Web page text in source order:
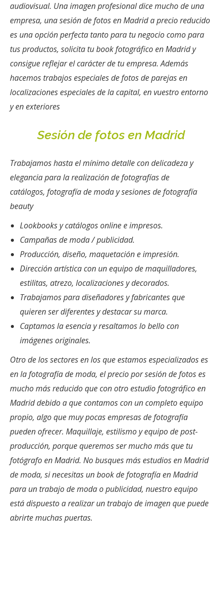
audiovisual. Una imagen profesional dice mucho de una
empresa, una sesión de fotos en Madrid a precio reducido
es una opción perfecta tanto para tu negocio como para
tus productos, solicita tu book fotográfico en Madrid y
consigue reflejar el carácter de tu empresa. Además
hacemos trabajos especiales de fotos de parejas en
localizaciones especiales de la capital, en vuestro entorno
y en exteriores
Sesión de fotos en Madrid
Trabajamos hasta el mínimo detalle con delicadeza y
elegancia para la realización de fotografías de
catálogos, fotografía de moda y sesiones de fotografía
beauty
Lookbooks y catálogos online e impresos.
Campañas de moda / publicidad.
Producción, diseño, maquetación e impresión.
Dirección artística con un equipo de maquilladores,
estilitas, atrezo, localizaciones y decorados.
Trabajamos para diseñadores y fabricantes que
quieren ser diferentes y destacar su marca.
Captamos la esencia y resaltamos lo bello con
imágenes originales.
Otro de los sectores en los que estamos especializados es
en la fotografía de moda, el precio por sesión de fotos es
mucho más reducido que con otro estudio fotográfico en
Madrid debido a que contamos con un completo equipo
propio, algo que muy pocas empresas de fotografía
pueden ofrecer. Maquillaje, estilismo y equipo de post-
producción, porque queremos ser mucho más que tu
fotógrafo en Madrid. No busques más estudios en Madrid
de moda, si necesitas un book de fotografía en Madrid
para un trabajo de moda o publicidad, nuestro equipo
está dispuesto a realizar un trabajo de imagen que puede
abrirte muchas puertas.